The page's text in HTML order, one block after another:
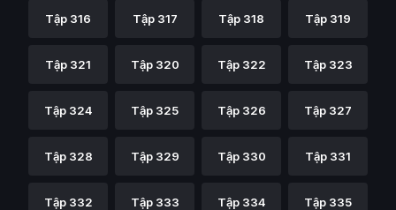
Tập 316 Tập 317 Tập 318 Tập 319
Tập 321 Tập 320 Tập 322 Tập 323
Tập 324 Tập 325 Tập 326 Tập 327
Tập 328 Tập 329 Tập 330 Tập 331
Tập 332 Tập 333 Tập 334 Tập 335